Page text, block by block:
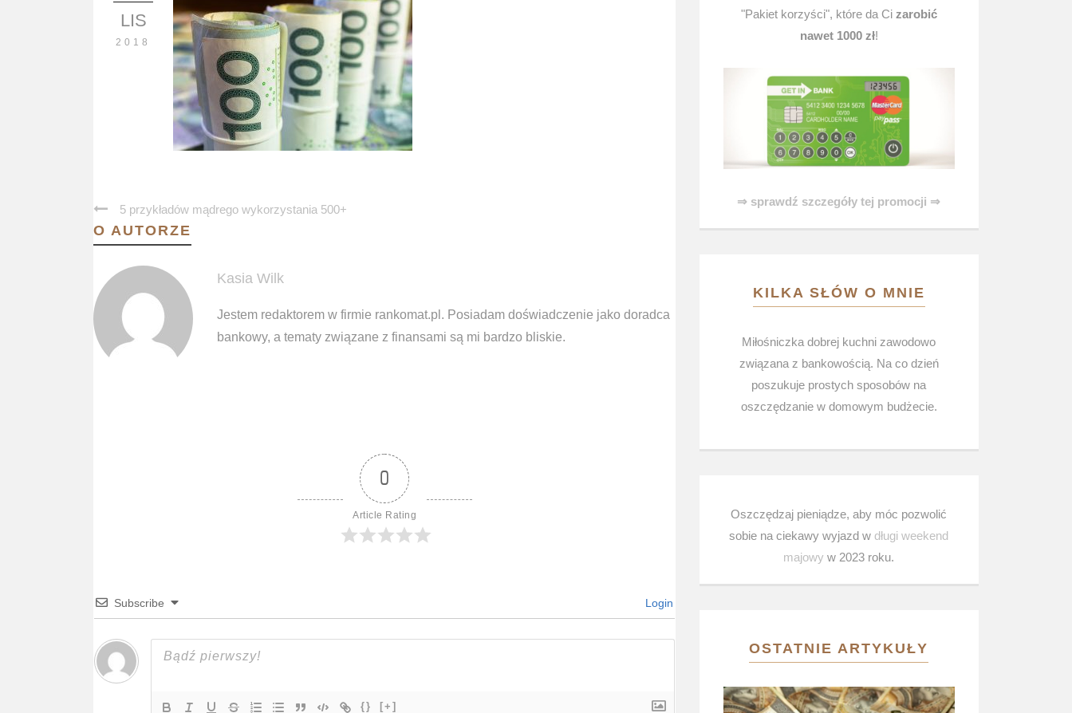
LIS
2018
5 przykładów mądrego wykorzystania 500+
O AUTORZE
Kasia Wilk
Jestem redaktorem w firmie rankomat.pl. Posiadam doświadczenie jako doradca
bankowy, a tematy związane z finansami są mi bardzo bliskie.
0
Article Rating
Subscribe Login
{} [+]
"Pakiet korzyści", które da Ci zarobić
nawet 1000 zł!
⇒ sprawdź szczegóły tej promocji ⇒
KILKA SŁÓW O MNIE
Miłośniczka dobrej kuchni zawodowo
związana z bankowością. Na co dzień
poszukuje prostych sposobów na
oszczędzanie w domowym budżecie.
Oszczędzaj pieniądze, aby móc pozwolić
sobie na ciekawy wyjazd w długi weekend
majowy w 2023 roku.
OSTATNIE ARTYKUŁY